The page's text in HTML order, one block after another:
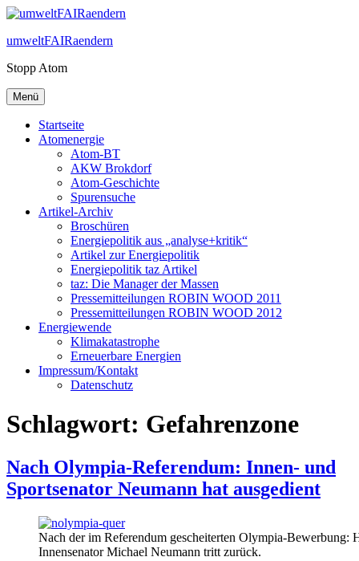
Zum
springen
umweltFAIRaendern
Stopp Atom
Menü
Startseite
Atomenergie
Atom-BT
AKW Brokdorf
Atom-Geschichte
Spurensuche
Artikel-Archiv
Broschüren
Energiepolitik aus „analyse+kritik“
Artikel zur Energiepolitik
Energiepolitik taz Artikel
taz: Die Manager der Massen
Pressemitteilungen ROBIN WOOD 2011
Pressemitteilungen ROBIN WOOD 2012
Energiewende
Klimakatastrophe
Erneuerbare Energien
Impressum/Kontakt
Datenschutz
Schlagwort: Gefahrenzone
Nach Olympia-Referendum: Innen- und
Sportsenator Neumann hat ausgedient
Nach der im Referendum gescheiterten Olympia-Bewerbung:
Innensenator Michael Neumann tritt zurück.